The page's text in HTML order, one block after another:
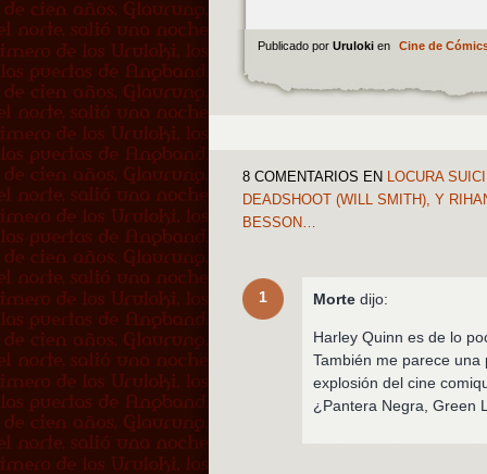
Publicado por Uruloki en Cine de
8 COMENTARIOS EN LOCURA
DEADSHOOT (WILL SMITH), Y
BESSON…
1 Morte dijo:
Harley Quinn es de lo
También me parece
explosión del cine
¿Pantera Negra, Green